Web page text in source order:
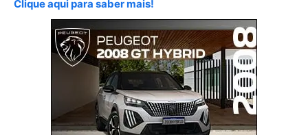
Clique aqui para saber mais!